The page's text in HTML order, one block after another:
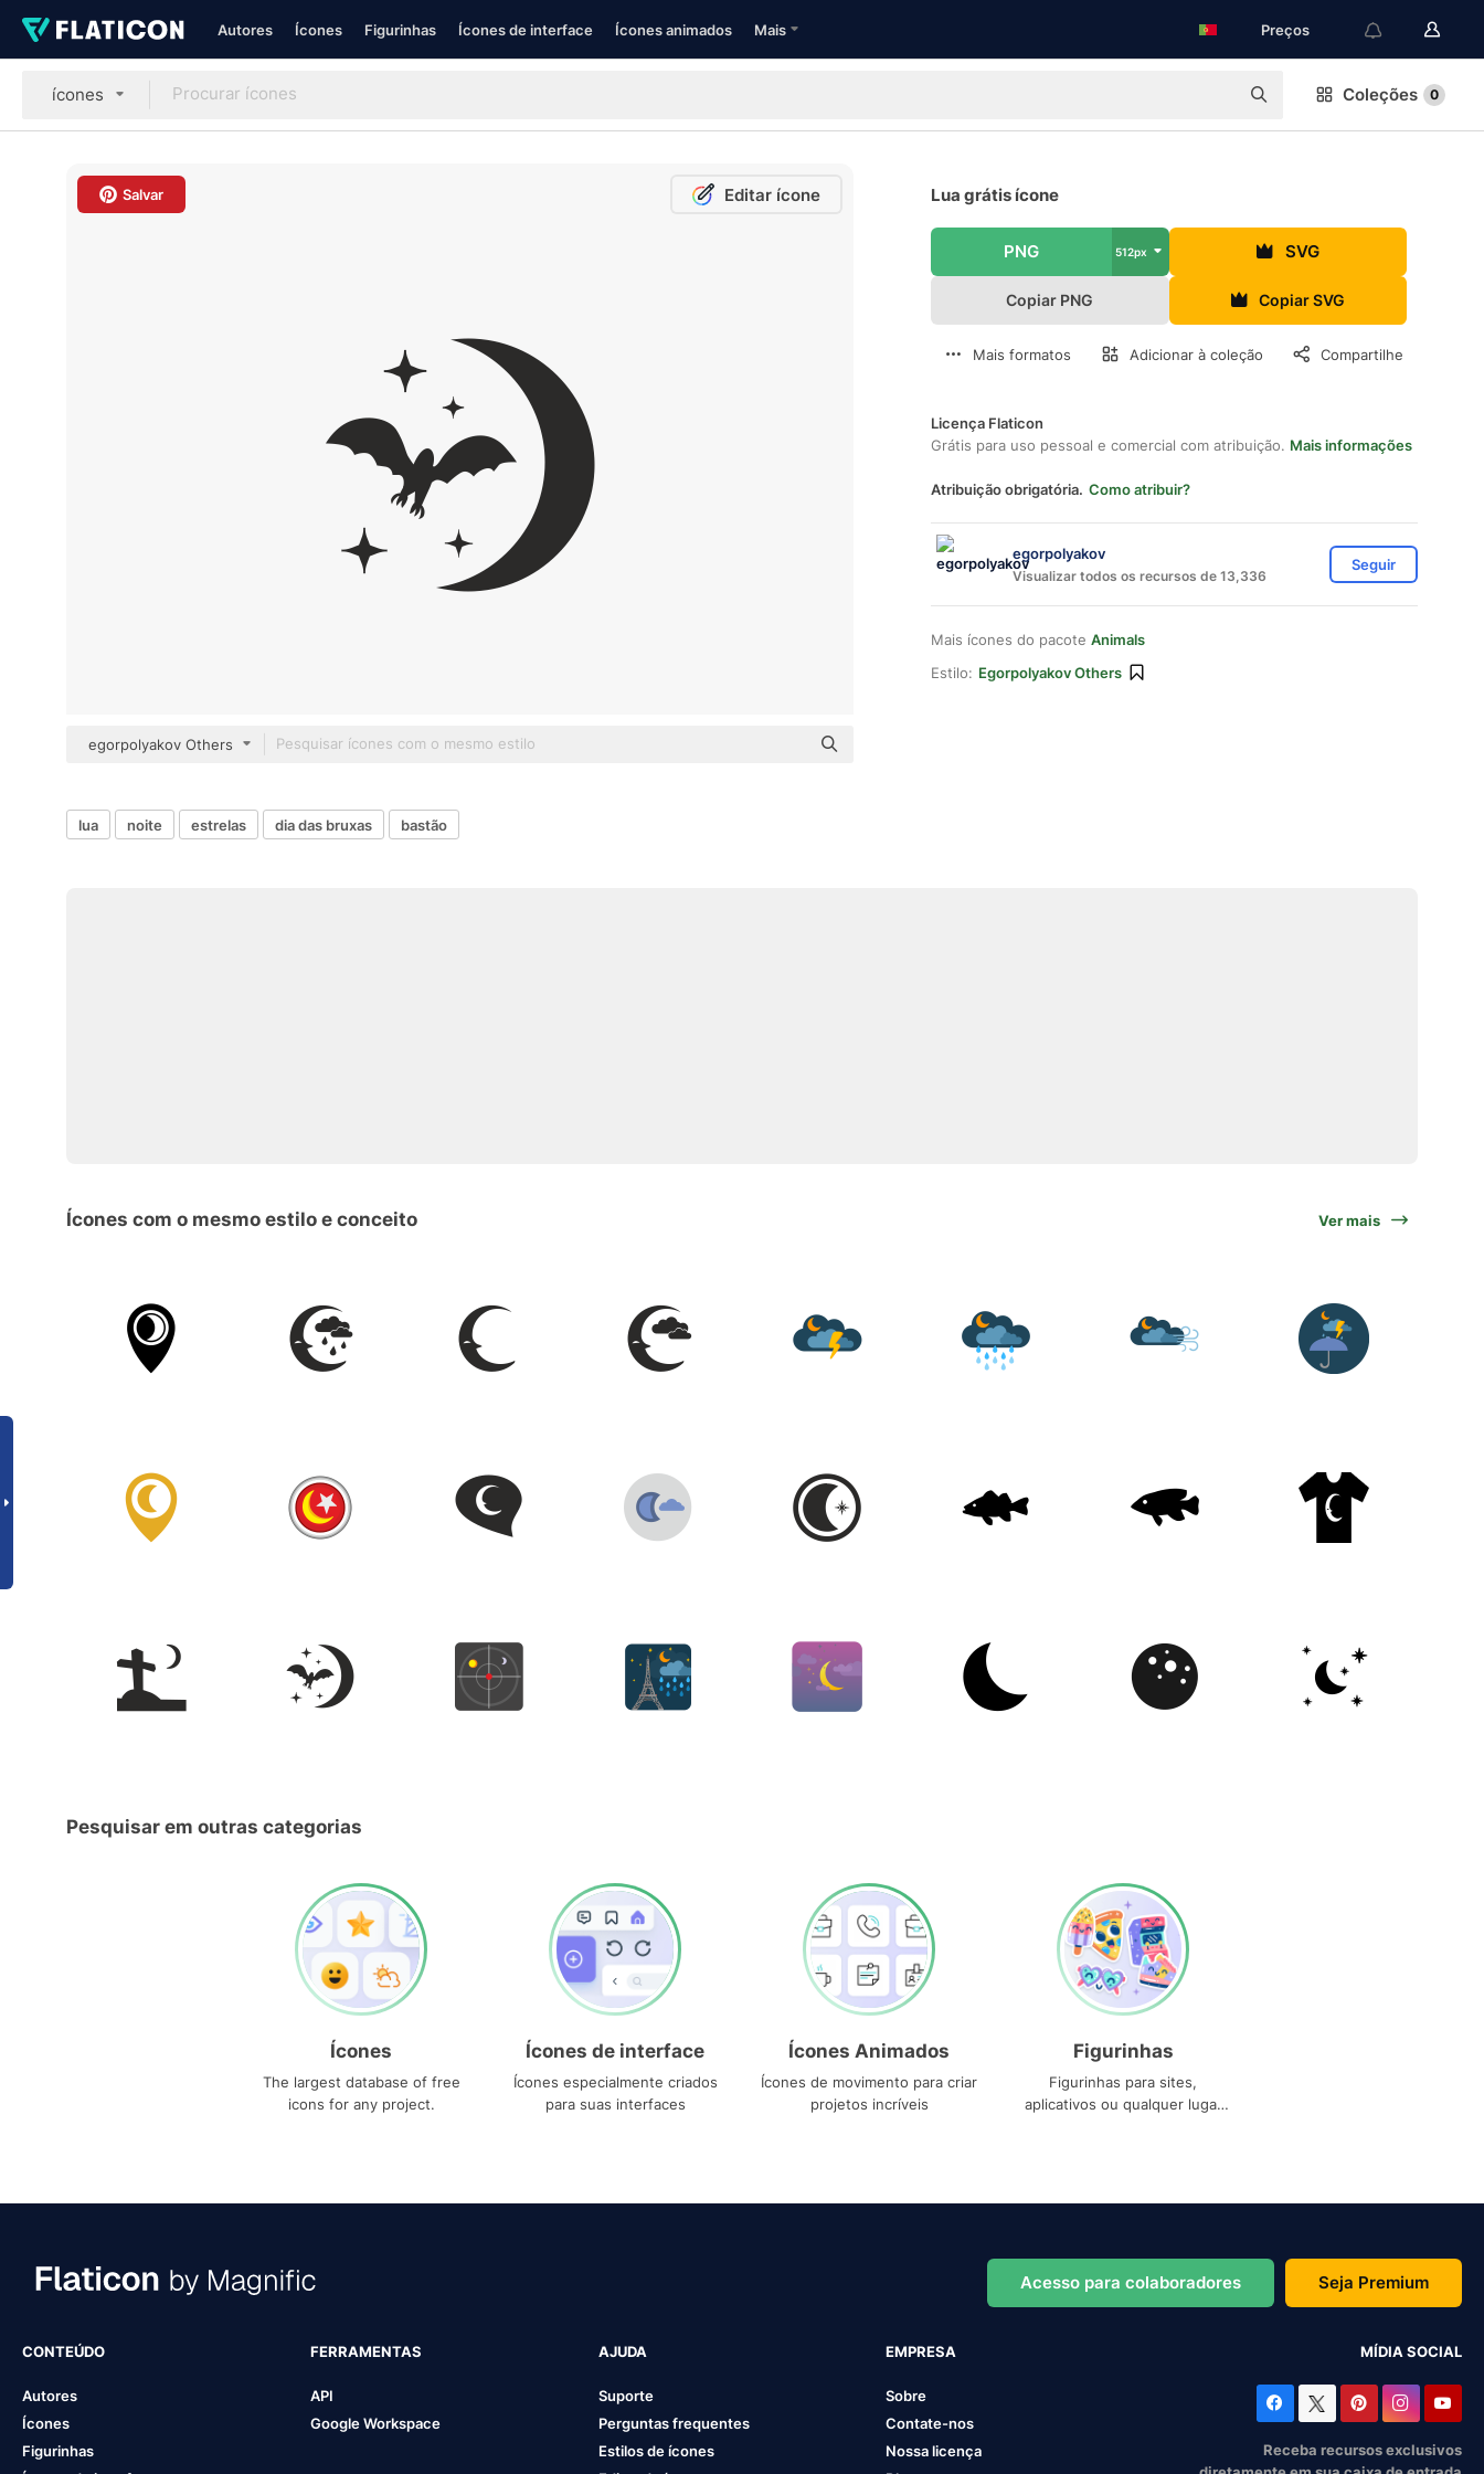
Autores Ícones Figurinhas Ícones de interface Ícones animados Mais Preços
ícones Coleções 0
Salvar Editar ícone
egorpolyakov Others
Lua grátis ícone
PNG 512px SVG
Copiar PNG Copiar SVG
Mais formatos Adicionar à coleção Compartilhe
Licença Flaticon
Grátis para uso pessoal e comercial com atribuição. Mais informações
Atribuição obrigatória. Como atribuir?
egorpolyakov
Visualizar todos os recursos de 13,336
Seguir
Mais ícones do pacote Animals
Estilo: Egorpolyakov Others
lua noite estrelas dia das bruxas bastão
Ícones com o mesmo estilo e conceito Ver mais
Pesquisar em outras categorias
Ícones
The largest database of free
icons for any project.
Ícones de interface
Ícones especialmente criados
para suas interfaces
Ícones Animados
Ícones de movimento para criar
projetos incríveis
Figurinhas
Figurinhas para sites,
aplicativos ou qualquer lugar
Acesso para colaboradores Seja Premium
CONTEÚDO
Autores
Ícones
Figurinhas
FERRAMENTAS
API
Google Workspace
AJUDA
Suporte
Perguntas frequentes
Estilos de ícones
EMPRESA
Sobre
Contate-nos
Nossa licença
MÍDIA SOCIAL
Receba recursos exclusivos